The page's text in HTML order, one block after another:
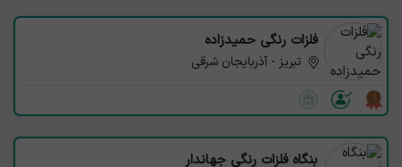
فلزات رنگی حمیدزاده
تبریز - آذربایجان شرقی
بنگاه فلزات رنگی جهاندار